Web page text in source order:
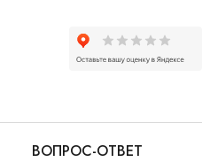
ВОПРОС-ОТВЕТ